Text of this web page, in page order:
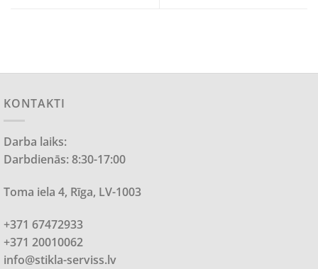
KONTAKTI
Darba laiks:
Darbdienās: 8:30-17:00
Toma iela 4, Rīga, LV-1003
+371 67472933
+371 20010062
info@stikla-serviss.lv